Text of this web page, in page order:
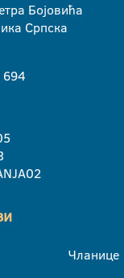
Бојовића
Српска
Чланице